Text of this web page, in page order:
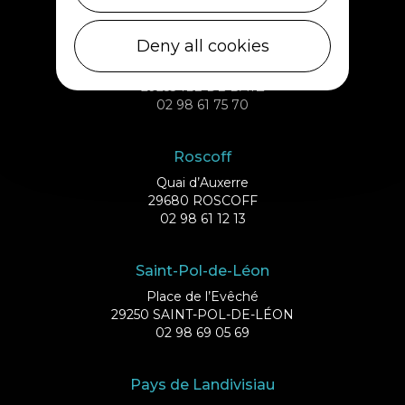
Ile de Batz
Débarcadère
02 98 61 75 70
Roscoff
Quai d’Auxerre
29680 ROSCOFF
02 98 61 12 13
Saint-Pol-de-Léon
Place de l’Evêché
29250 SAINT-POL-DE-LÉON
02 98 69 05 69
Pays de Landivisiau
Deny all cookies